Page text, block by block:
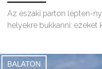
Az északi parton lépten-
helyekre bukkanni: ezeket
BALATON